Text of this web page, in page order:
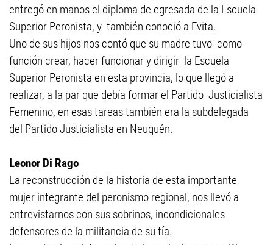
entregó en manos el diploma de egresada de la Escuela
Superior Peronista, y también conoció a Evita.
Uno de sus hijos nos contó que su madre tuvo como
función crear, hacer funcionar y dirigir la Escuela
Superior Peronista en esta provincia, lo que llegó a
realizar, a la par que debía formar el Partido Justicialista
Femenino, en esas tareas también era la subdelegada
del Partido Justicialista en Neuquén.
Leonor Di Rago
La reconstrucción de la historia de esta importante
mujer integrante del peronismo regional, nos llevó a
entrevistarnos con sus sobrinos, incondicionales
defensores de la militancia de su tía.